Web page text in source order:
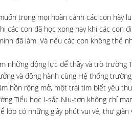
trong mọi hoàn cảnh các con hãy
các con đã học xong hay khi các
đã làm. Và nếu các con không thể
những động lực để thầy và trò
và đồng hành cùng Hệ thống
hồn rộng mở, một trái tim biết yêu
Tiểu học I-sắc Niu-tơn không chỉ
lớp có những giây phút vui vẻ, thư